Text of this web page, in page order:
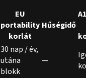
EU
portability
korlát
Hűségidő
30 nap / év,
utána
blokk
—